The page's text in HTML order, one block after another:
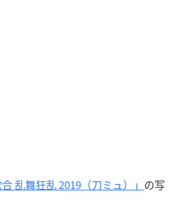
合 乱舞狂乱 2019（刀ミュ）」 の写